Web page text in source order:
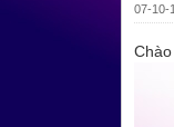
07-10-